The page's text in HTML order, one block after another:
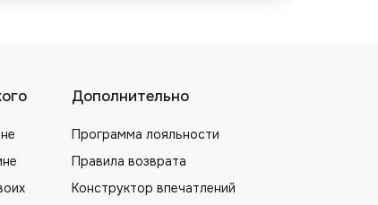
Дополнительно
Программа лояльности
Правила возврата
Конструктор впечатлений